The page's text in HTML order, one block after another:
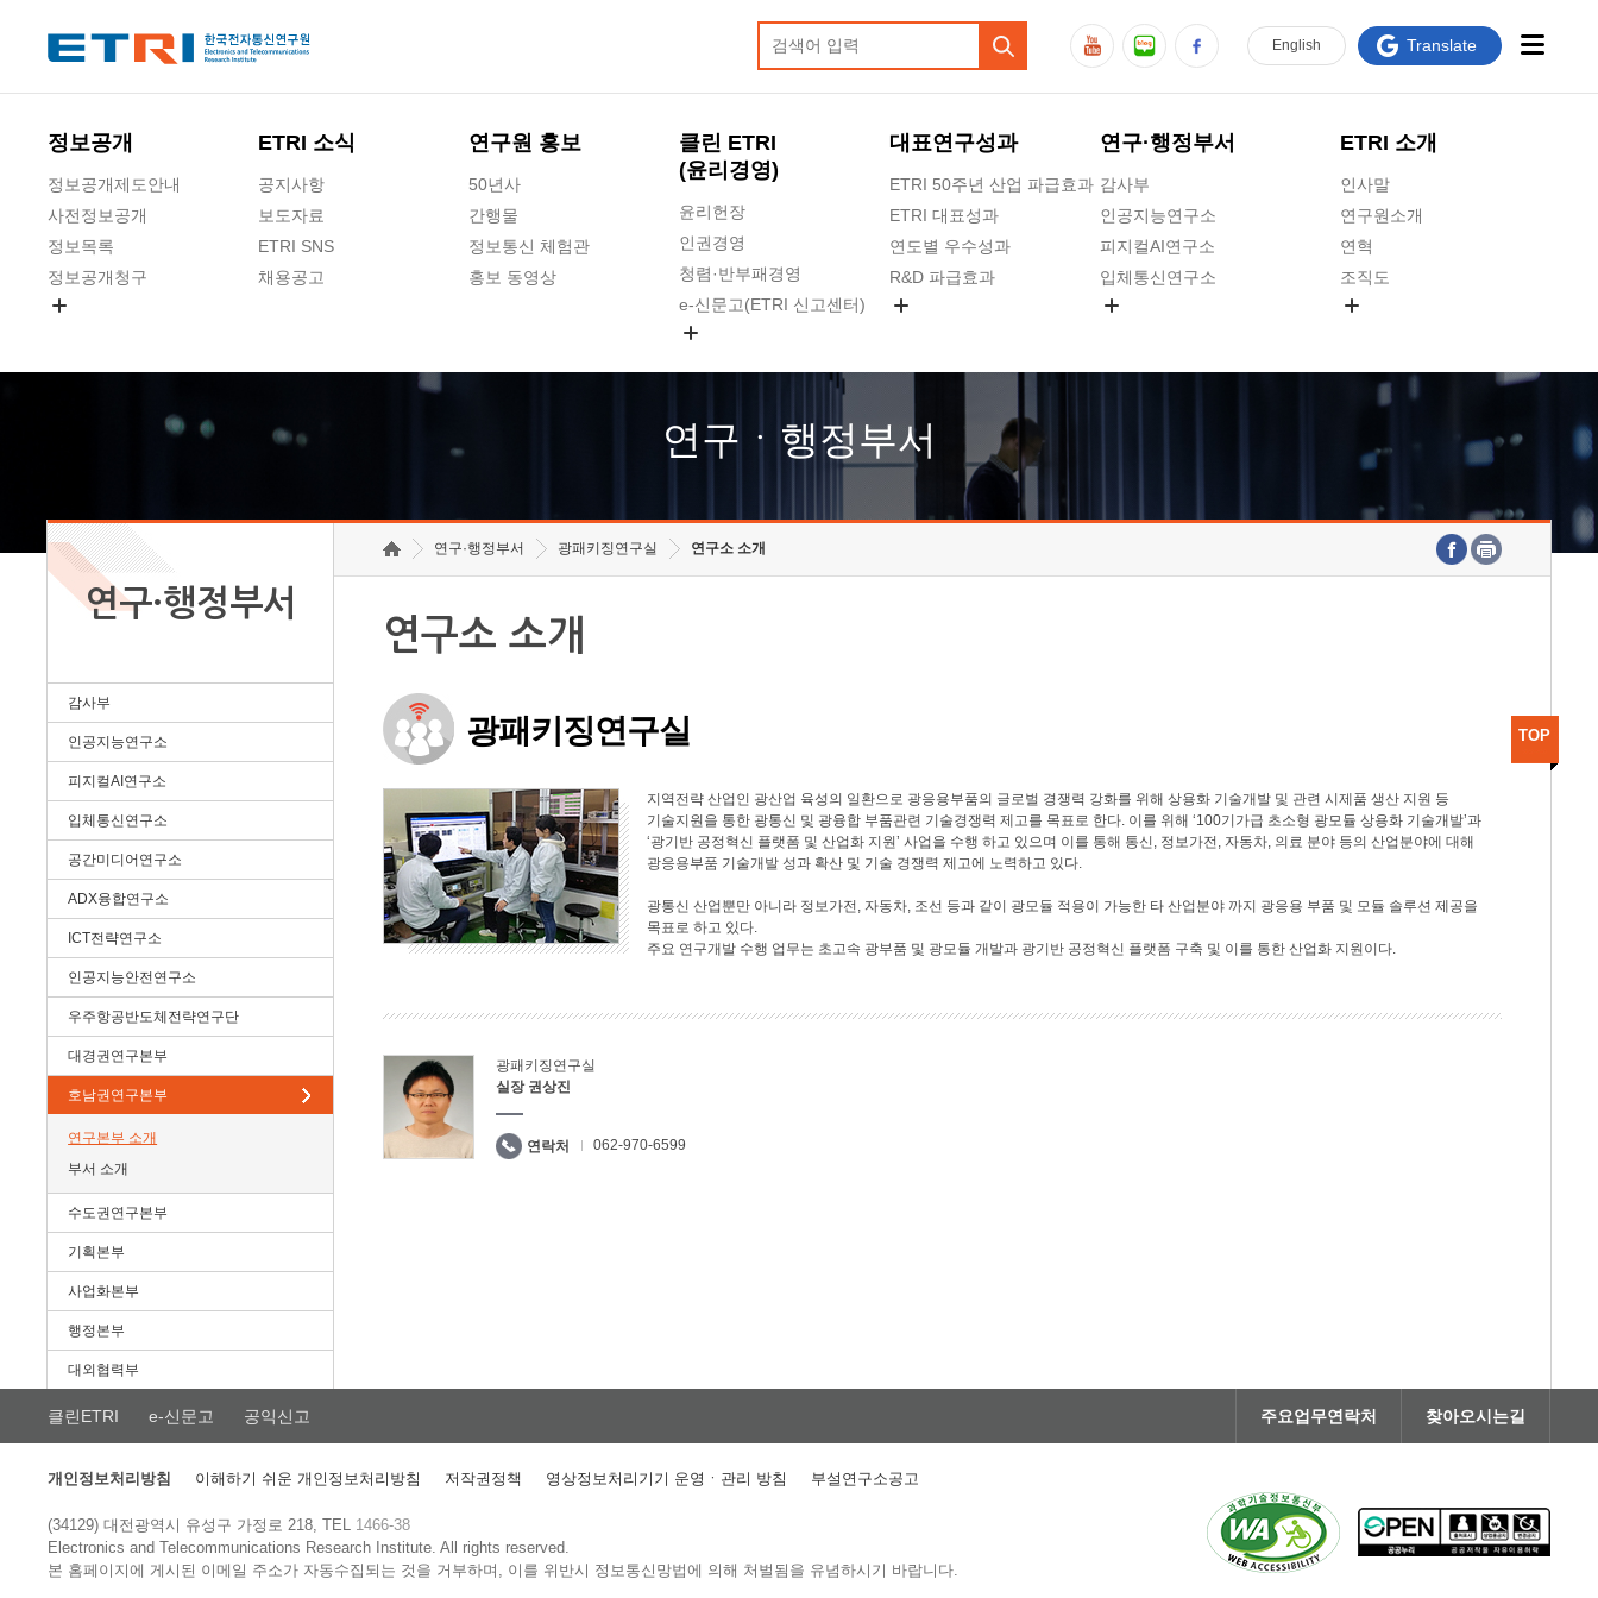
정보공개
정보공개제도안내
사전정보공개
정보목록
정보공개청구
ETRI 소식
공지사항
보도자료
ETRI SNS
채용공고
연구원 홍보
50년사
간행물
정보통신 체험관
홍보 동영상
클린 ETRI
(윤리경영)
윤리헌장
인권경영
청렴·반부패경영
e-신문고(ETRI 신고센터)
고객의소리
수의계약 현황
대표연구성과
ETRI 50주년 산업 파급효과
ETRI 대표성과
연도별 우수성과
R&D 파급효과
연구·행정부서
감사부
인공지능연구소
피지컬AI연구소
입체통신연구소
호남권연구본부
기획본부
ETRI 소개
인사말
연구원소개
연혁
조직도
연구원 고객헌장
주요업무연락처
English Translate
연구ㆍ행정부서
연구·행정부서
감사부
인공지능연구소
피지컬AI연구소
입체통신연구소
공간미디어연구소
ADX융합연구소
ICT전략연구소
인공지능안전연구소
우주항공반도체전략연구단
대경권연구본부
호남권연구본부
연구본부 소개
부서 소개
수도권연구본부
기획본부
사업화본부
행정본부
대외협력부
연구·행정부서 광패키징연구실 연구소 소개
연구소 소개
광패키징연구실
지역전략 산업인 광산업 육성의 일환으로 광응용부품의 글로벌 경쟁력 강화를 위해 상용화 기술개발 및 관련 시제품 생산 지원 등
기술지원을 통한 광통신 및 광융합 부품관련 기술경쟁력 제고를 목표로 한다. 이를 위해 ‘100기가급 초소형 광모듈 상용화 기술개발’과
‘광기반 공정혁신 플랫폼 및 산업화 지원’ 사업을 수행 하고 있으며 이를 통해 통신, 정보가전, 자동차, 의료 분야 등의 산업분야에 대해
광응용부품 기술개발 성과 확산 및 기술 경쟁력 제고에 노력하고 있다.
광통신 산업뿐만 아니라 정보가전, 자동차, 조선 등과 같이 광모듈 적용이 가능한 타 산업분야 까지 광응용 부품 및 모듈 솔루션 제공을
목표로 하고 있다.
주요 연구개발 수행 업무는 초고속 광부품 및 광모듈 개발과 광기반 공정혁신 플랫폼 구축 및 이를 통한 산업화 지원이다.
광패키징연구실
실장 권상진
연락처 062-970-6599
TOP
클린ETRI e-신문고 공익신고 주요업무연락처 찾아오시는길
개인정보처리방침 이해하기 쉬운 개인정보처리방침 저작권정책 영상정보처리기기 운영ㆍ관리 방침 부설연구소공고
(34129) 대전광역시 유성구 가정로 218, TEL 1466-38
Electronics and Telecommunications Research Institute.All rights reserved.
본 홈페이지에 게시된 이메일 주소가 자동수집되는 것을 거부하며, 이를 위반시 정보통신망법에 의해 처벌됨을 유념하시기 바랍니다.